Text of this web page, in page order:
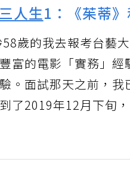
人生1：《茱蒂
歲的我去報考台藝
富的電影「實務」
。面試那天之前，
了2019年12月下旬